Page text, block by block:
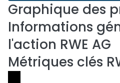
Graphique des
Informations
l'action RWE AG
Métriques clés